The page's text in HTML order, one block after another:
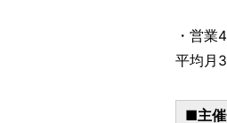
・営
平均月
■主催